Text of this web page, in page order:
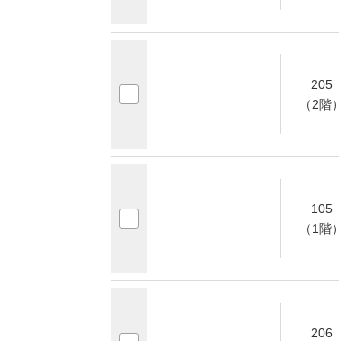
205
（2階）
105
（1階）
206